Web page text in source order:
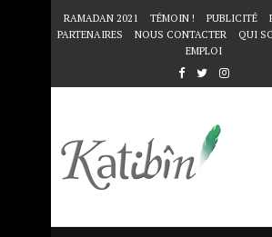
RAMADAN 2021 TÉMOIN ! PUBLICITÉ
PARTENAIRES
NOUS CONTACTER
QUI
EMPLOI